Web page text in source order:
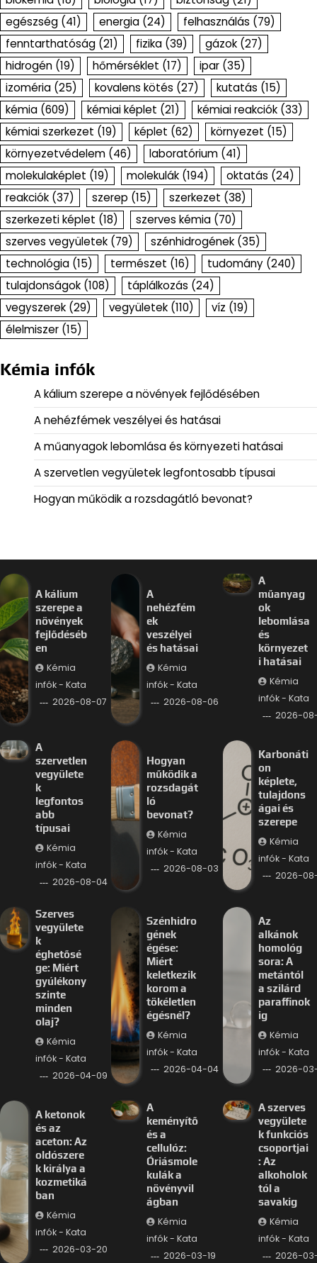
egészség (41) energia (24) felhasználás (79)
fenntarthatóság (21) fizika (39) gázok (27)
hidrogén (19) hőmérséklet (17) ipar (35)
izoméria (25) kovalens kötés (27) kutatás (15)
kémia (609) kémiai képlet (21) kémiai reakciók (33)
kémiai szerkezet (19) képlet (62) környezet (15)
környezetvédelem (46) laboratórium (41)
molekulaképlet (19) molekulák (194) oktatás (24)
reakciók (37) szerep (15) szerkezet (38)
szerkezeti képlet (18) szerves kémia (70)
szerves vegyületek (79) szénhidrogének (35)
technológia (15) természet (16) tudomány (240)
tulajdonságok (108) táplálkozás (24)
vegyszerek (29) vegyületek (110) víz (19)
élelmiszer (15)
Kémia infók
A kálium szerepe a növények fejlődésében
A nehézfémek veszélyei és hatásai
A műanyagok lebomlása és környezeti hatásai
A szervetlen vegyületek legfontosabb típusai
Hogyan működik a rozsdagátló bevonat?
A kálium
szerepe a
növények
fejlődéséb
en
Kémia
infók - Kata
2026-08-07
A
nehézfém
ek
veszélyei
és hatásai
Kémia
infók - Kata
2026-08-06
A
műanyag
ok
lebomlása
és
környezet
i hatásai
Kémia
infók - Kata
2026-
A
szervetlen
vegyülete
k
legfontos
abb
típusai
Kémia
infók - Kata
2026-08-04
Hogyan
működik a
rozsdagát
ló
bevonat?
Kémia
infók - Kata
2026-08-03
Karbonáti
on
képlete,
tulajdons
ágai és
szerepe
Kémia
infók - Kata
2026-
Szerves
vegyülete
k
éghetősé
ge: Miért
gyúlékony
szinte
minden
olaj?
Kémia
infók - Kata
2026-04-09
Szénhidro
gének
égése:
Miért
keletkezik
korom a
tökéletlen
égésnél?
Kémia
infók - Kata
2026-04-04
Az
alkánok
homológ
sora: A
metántól
a szilárd
paraffinok
ig
Kémia
infók - Kata
2026-
A ketonok
és az
aceton: Az
oldószere
k királya a
kozmetiká
ban
Kémia
infók - Kata
2026-03-20
A
keményítő
és a
cellulóz:
Óriásmole
kulák a
növényvil
ágban
Kémia
infók - Kata
2026-03-19
A szerves
vegyülete
k funkciós
csoportjai
: Az
alkoholok
tól a
savakig
Kémia
infók - Kata
2026-